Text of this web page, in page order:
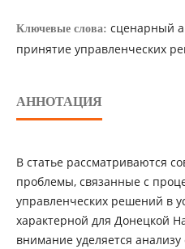
Ключевые слова: сценарный
принятие управленческих
АННОТАЦИЯ
В статье рассматриваются
проблемы, связанные с
управленческих решений в
характерной для Донецкой
внимание уделяется